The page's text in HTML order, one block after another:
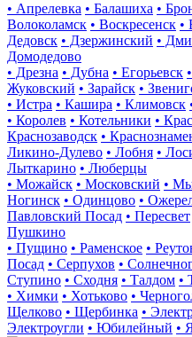
• Апрелевка • Балашиха •
Волоколамск • Воскресенск •
Дедовск • Дзержинский •
Домодедово
• Дрезна • Дубна • Егорьевск
Жуковский • Зарайск •
• Истра • Кашира • Климовск
• Королев • Котельники •
Краснозаводск •
Ликино-Дулево • Лобня •
Лыткарино • Люберцы
• Можайск • Московский •
Ногинск • Одинцово •
Павловский Посад • Пересвет
Пушкино
• Пущино • Раменское •
Посад • Серпухов •
Ступино • Сходня • Талдом •
• Химки • Хотьково •
Щелково • Щербинка •
Электроугли • Юбилейный •